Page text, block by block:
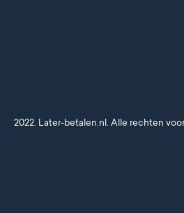
2022. Later-betalen.nl. Alle rechten